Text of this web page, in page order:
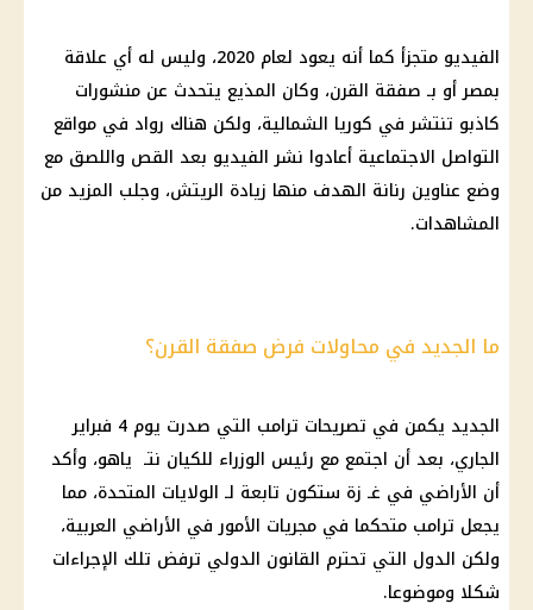
الفيديو متجزأ كما أنه يعود لعام 2020، وليس له أي علاقة
بمصر أو بـ صفقة القرن، وكان المذيع يتحدث عن منشورات
كاذبو تنتشر في كوريا الشمالية، ولكن هناك رواد في مواقع
التواصل الاجتماعية أعادوا نشر الفيديو بعد القص واللصق مع
وضع عناوين رنانة الهدف منها زيادة الريتش، وجلب المزيد من
المشاهدات.
ما الجديد في محاولات فرض صفقة القرن؟
الجديد يكمن في تصريحات ترامب
التي صدرت يوم 4 فبراير
الجاري، بعد أن اجتمع مع رئيس الوزراء للكيان نتـ ياهو، وأكد
أن الأراضي في غـ زة ستكون تابعة لـ الولايات المتحدة، مما
يجعل ترامب متحكما في مجريات الأمور في الأراضي العربية،
ولكن الدول التي تحترم القانون الدولي ترفض تلك الإجراءات
شكلا وموضوعا.